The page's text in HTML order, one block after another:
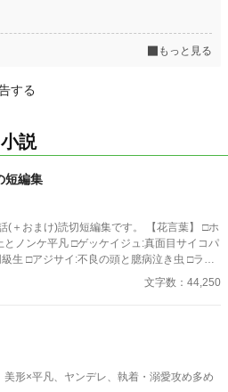
もっと見る
する
説
短編集
け)読切短編集です。 【花言葉】 □ホ
とノンケ平凡 □ゲッケイジュ:真面目サイコパ
生 □アジサイ:不良の頭と臆病泣き虫 □ラベ
とおバカ □デルフィニウム:執着傲慢幼馴染と
スから逃げ出したい！:お馬鹿主人公くんと
文字数：44,250
短編まとめました。 美形×平凡、ヤンデレ、執着・溺愛攻め多め